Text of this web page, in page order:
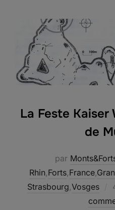
La Feste Kaiser
de
par
Rhin,Forts,France,
Strasbourg,Vosges